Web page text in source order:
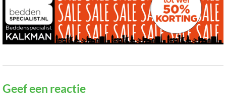
Geef een reactie